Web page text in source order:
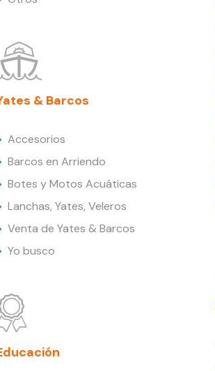
& Barcos
Accesorios
Barcos en Arriendo
Botes y Motos Acuáticas
Lanchas, Yates, Veleros
Venta de Yates & Barcos
Yo busco